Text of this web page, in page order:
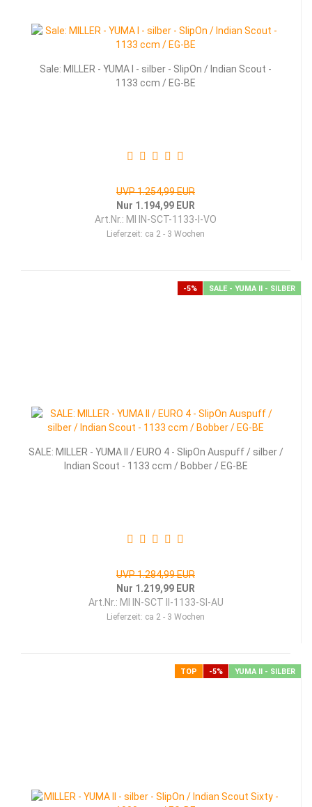
Sale: MILLER - YUMA I - silber - SlipOn / Indian Scout -
1133 ccm / EG-BE
UVP 1.254,99 EUR
Nur 1.194,99 EUR
Art.Nr.: MI IN-SCT-1133-I-VO
Lieferzeit: ca 2 - 3 Wochen
-5% SALE - YUMA II - SILBER
SALE: MILLER - YUMA II / EURO 4 - SlipOn Auspuff / silber /
Indian Scout - 1133 ccm / Bobber / EG-BE
UVP 1.284,99 EUR
Nur 1.219,99 EUR
Art.Nr.: MI IN-SCT II-1133-SI-AU
Lieferzeit: ca 2 - 3 Wochen
TOP -5% YUMA II - SILBER